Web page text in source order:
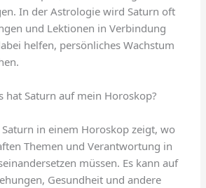
In der Astrologie wird Saturn oft
und Lektionen in Verbindung
helfen, persönliches Wachstum
hat Saturn auf mein Horoskop?
in einem Horoskop zeigt, wo
Themen und Verantwortung in
müssen. Es kann auf
Gesundheit und andere